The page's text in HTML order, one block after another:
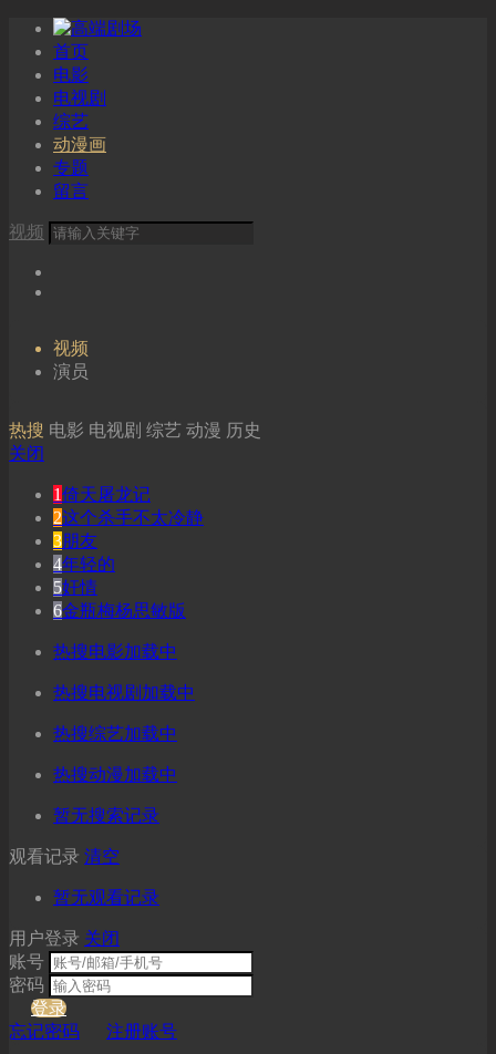
首页
电影
电视剧
综艺
动漫画
专题
留言
视频
视频
演员
热搜 电影 电视剧 综艺 动漫 历史
关闭
1倚天屠龙记
2这个杀手不太冷静
3朋友
4年轻的
5奸情
6金瓶梅杨思敏版
热搜电影加载中
热搜电视剧加载中
热搜综艺加载中
热搜动漫加载中
暂无搜索记录
观看记录 清空
暂无观看记录
用户登录 关闭
账号
密码
登录
忘记密码
注册账号